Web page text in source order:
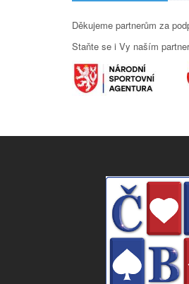
Děkujeme partnerům za
Staňte se i Vy naším